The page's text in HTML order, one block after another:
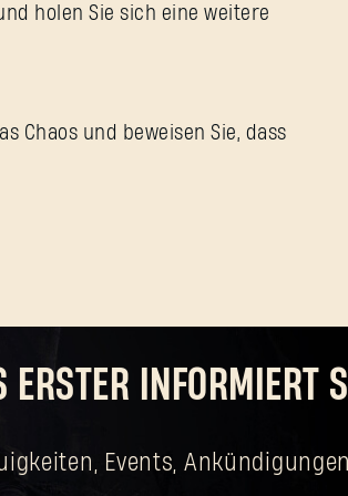
holen Sie sich eine weitere
Chaos und beweisen Sie, dass
INFORMIERT
Events,
Passwort vergessen?